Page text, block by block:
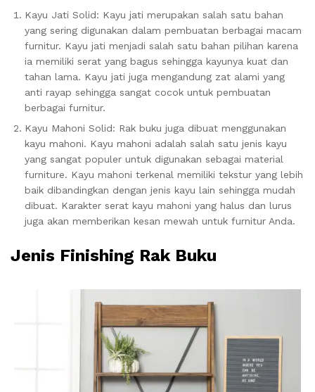
Kayu Jati Solid: Kayu jati merupakan salah satu bahan
yang sering digunakan dalam pembuatan berbagai macam
furnitur. Kayu jati menjadi salah satu bahan pilihan karena
ia memiliki serat yang bagus sehingga kayunya kuat dan
tahan lama. Kayu jati juga mengandung zat alami yang
anti rayap sehingga sangat cocok untuk pembuatan
berbagai furnitur.
Kayu Mahoni Solid: Rak buku juga dibuat menggunakan
kayu mahoni. Kayu mahoni adalah salah satu jenis kayu
yang sangat populer untuk digunakan sebagai material
furniture. Kayu mahoni terkenal memiliki tekstur yang lebih
baik dibandingkan dengan jenis kayu lain sehingga mudah
dibuat. Karakter serat kayu mahoni yang halus dan lurus
juga akan memberikan kesan mewah untuk furnitur Anda.
Jenis Finishing Rak Buku